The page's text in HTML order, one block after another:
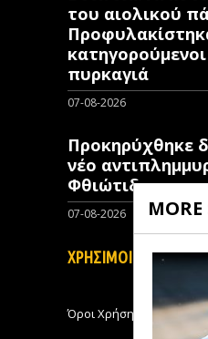
MORE
του αιολικού
πυρκαγιά
07-08-2026
Προκηρύχθηκε
νέo
Φθιώτιδα
07-08-2026
ΧΡΗΣΙΜΟΙ
Όροι Χρήσης